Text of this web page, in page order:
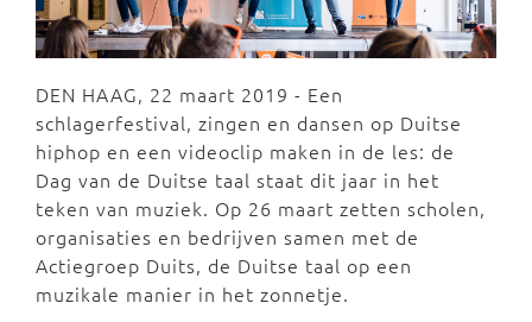
DEN HAAG, 22 maart 2019 - Een
schlagerfestival, zingen en dansen op Duitse
hiphop en een videoclip maken in de les: de
Dag van de Duitse taal staat dit jaar in het
teken van muziek. Op 26 maart zetten scholen,
organisaties en bedrijven samen met de
Actiegroep Duits, de Duitse taal op een
muzikale manier in het zonnetje.